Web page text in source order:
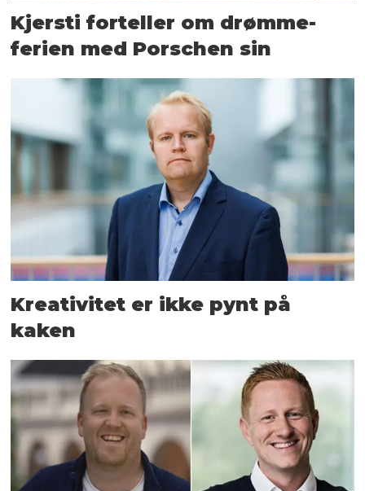
Kjersti forteller om drømme­
ferien med Porschen sin
Kreativitet er ikke pynt på
kaken